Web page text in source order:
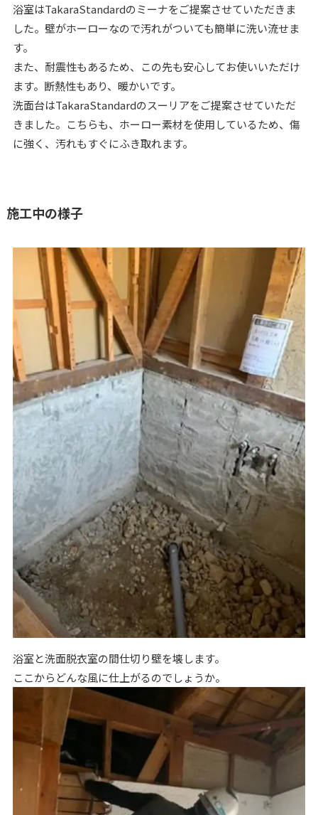
浴室はTakaraStandardのミーナをご提案させていただきま
した。壁がホーローなので汚れがついても簡単に洗い流せま
す。
また、耐震性もあるため、この先も安心してお使いいただけ
ます。断熱性もあり、暖かいです。
洗面台はTakaraStandardのスーリアをご提案させていただ
きました。こちらも、ホーロー素材を使用しているため、傷
に強く、汚れもすぐにふき取れます。
施工中の様子
浴室と洗面脱衣室の間仕切り壁を壊します。
ここからどんな風に仕上がるのでしょうか。